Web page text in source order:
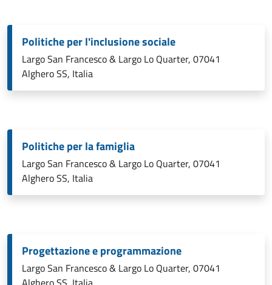
Politiche per l'inclusione sociale
Largo San Francesco & Largo Lo Quarter, 07041
Alghero SS, Italia
Politiche per la famiglia
Largo San Francesco & Largo Lo Quarter, 07041
Alghero SS, Italia
Progettazione e programmazione
Largo San Francesco & Largo Lo Quarter, 07041